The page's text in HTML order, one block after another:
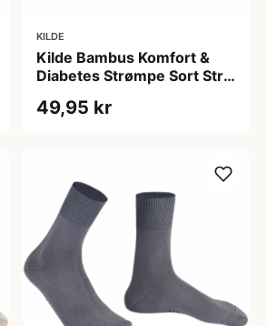
KILDE
Kilde Bambus Komfort &
Diabetes Strømpe Sort Str.
49,95 kr